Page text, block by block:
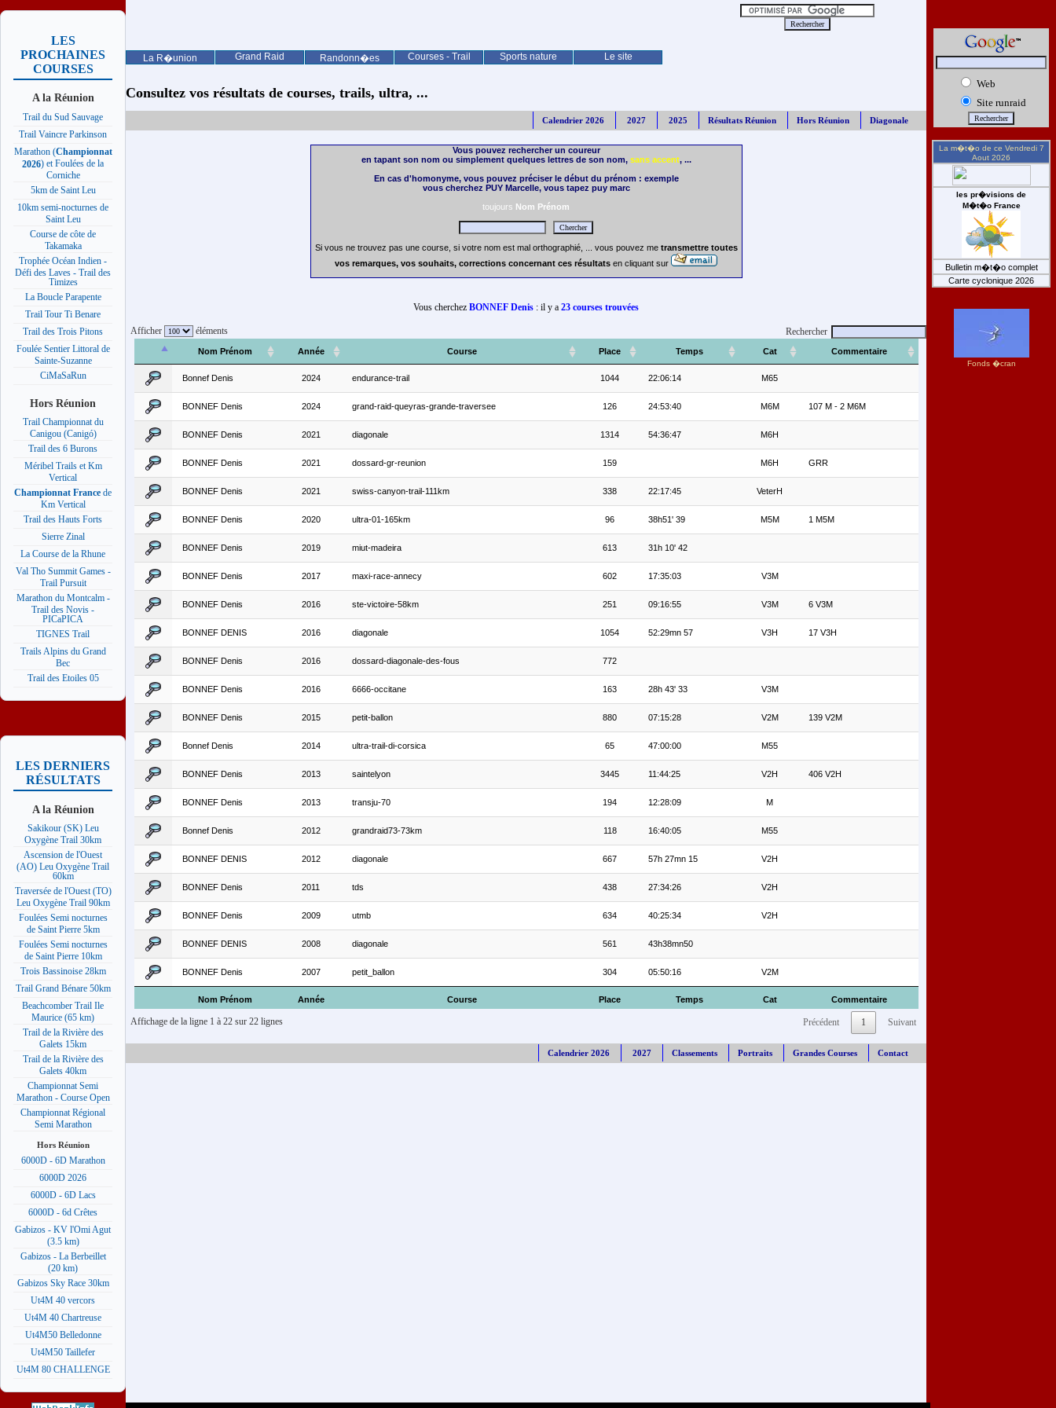
La R�union Grand Raid Randonn�es Courses - Trail Sports nature Le site
LES
PROCHAINES
COURSES
A la Réunion
Trail du Sud Sauvage
Trail Vaincre Parkinson
Marathon (Championnat
2026) et Foulées de la
Corniche
5km de Saint Leu
10km semi-nocturnes de
Saint Leu
Course de côte de
Takamaka
Trophée Océan Indien -
Défi des Laves - Trail des
Timizes
La Boucle Parapente
Trail Tour Ti Benare
Trail des Trois Pitons
Foulée Sentier Littoral de
Sainte-Suzanne
CiMaSaRun
Hors Réunion
Trail Championnat du
Canigou (Canigó)
Trail des 6 Burons
Méribel Trails et Km
Vertical
Championnat France de
Km Vertical
Trail des Hauts Forts
Sierre Zinal
La Course de la Rhune
Val Tho Summit Games -
Trail Pursuit
Marathon du Montcalm -
Trail des Novis -
PICaPICA
TIGNES Trail
Trails Alpins du Grand
Bec
Trail des Etoiles 05
LES DERNIERS
RÉSULTATS
A la Réunion
Sakikour (SK) Leu
Oxygène Trail 30km
Ascension de l'Ouest
(AO) Leu Oxygène Trail
60km
Traversée de l'Ouest (TO)
Leu Oxygène Trail 90km
Foulées Semi nocturnes
de Saint Pierre 5km
Foulées Semi nocturnes
de Saint Pierre 10km
Trois Bassinoise 28km
Trail Grand Bénare 50km
Beachcomber Trail Ile
Maurice (65 km)
Trail de la Rivière des
Galets 15km
Trail de la Rivière des
Galets 40km
Championnat Semi
Marathon - Course Open
Championnat Régional
Semi Marathon
Hors Réunion
6000D - 6D Marathon
6000D 2026
6000D - 6D Lacs
6000D - 6d Crêtes
Gabizos - KV l'Omi Agut
(3.5 km)
Gabizos - La Berbeillet
(20 km)
Gabizos Sky Race 30km
Ut4M 40 vercors
Ut4M 40 Chartreuse
Ut4M50 Belledonne
Ut4M50 Taillefer
Ut4M 80 CHALLENGE
Consultez vos résultats de courses, trails, ultra, ...
Calendrier 2026 2027 2025 Résultats Réunion Hors Réunion Diagonale
Vous pouvez rechercher un coureur
en tapant son nom ou simplement quelques lettres de son nom, sans accent, ...
En cas d'homonyme, vous pouvez préciser le début du prénom : exemple
vous cherchez PUY Marcelle, vous tapez puy marc
toujours Nom Prénom
Si vous ne trouvez pas une course, si votre nom est mal orthographié, ... vous pouvez me transmettre toutes
vos remarques, vos souhaits, corrections concernant ces résultats en cliquant sur
Vous cherchez BONNEF Denis : il y a 23 courses trouvées
Afficher éléments Rechercher
Nom Prénom Année Course Place Temps Cat Commentaire
Nom Prénom Année Course Place Temps Cat Commentaire
Bonnef Denis 2024 endurance-trail 1044 22:06:14 M65
BONNEF Denis 2024 grand-raid-queyras-grande-traversee 126 24:53:40 M6M 107 M - 2 M6M
BONNEF Denis 2021 diagonale 1314 54:36:47 M6H
BONNEF Denis 2021 dossard-gr-reunion 159 M6H GRR
BONNEF Denis 2021 swiss-canyon-trail-111km 338 22:17:45 VeterH
BONNEF Denis 2020 ultra-01-165km 96 38h51' 39 M5M 1 M5M
BONNEF Denis 2019 miut-madeira 613 31h 10' 42
BONNEF Denis 2017 maxi-race-annecy 602 17:35:03 V3M
BONNEF Denis 2016 ste-victoire-58km 251 09:16:55 V3M 6 V3M
BONNEF DENIS 2016 diagonale 1054 52:29mn 57 V3H 17 V3H
BONNEF Denis 2016 dossard-diagonale-des-fous 772
BONNEF Denis 2016 6666-occitane 163 28h 43' 33 V3M
BONNEF Denis 2015 petit-ballon 880 07:15:28 V2M 139 V2M
Bonnef Denis 2014 ultra-trail-di-corsica 65 47:00:00 M55
BONNEF Denis 2013 saintelyon 3445 11:44:25 V2H 406 V2H
BONNEF Denis 2013 transju-70 194 12:28:09 M
Bonnef Denis 2012 grandraid73-73km 118 16:40:05 M55
BONNEF DENIS 2012 diagonale 667 57h 27mn 15 V2H
BONNEF Denis 2011 tds 438 27:34:26 V2H
BONNEF Denis 2009 utmb 634 40:25:34 V2H
BONNEF DENIS 2008 diagonale 561 43h38mn50
BONNEF Denis 2007 petit_ballon 304 05:50:16 V2M
Affichage de la ligne 1 à 22 sur 22 lignes Précédent 1 Suivant
Calendrier 2026 2027 Classements Portraits Grandes Courses Contact
Web
Site runraid
La m�t�o de ce Vendredi 7
Aout 2026
les pr�visions de
M�t�o France
Bulletin m�t�o complet
Carte cyclonique 2026
Fonds �cran